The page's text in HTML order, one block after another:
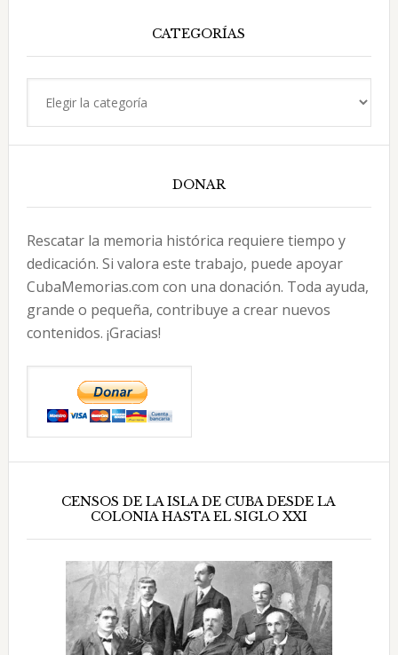
CATEGORÍAS
DONAR
Rescatar la memoria histórica requiere tiempo y
dedicación. Si valora este trabajo, puede apoyar
CubaMemorias.com con una donación. Toda ayuda,
grande o pequeña, contribuye a crear nuevos
contenidos. ¡Gracias!
CENSOS DE LA ISLA DE CUBA DESDE LA
COLONIA HASTA EL SIGLO XXI